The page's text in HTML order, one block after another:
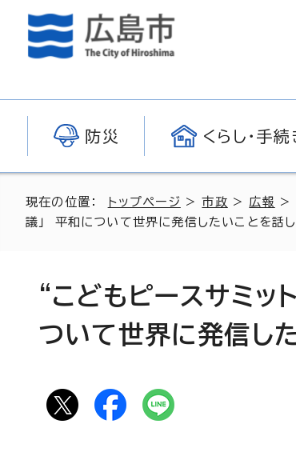
防災 くらし・手続
現在の位置： トップページ >市政 > 広報 >
議」 平和について世界に発信したいことを話
“こどもピースサミ
ついて世界に発信し